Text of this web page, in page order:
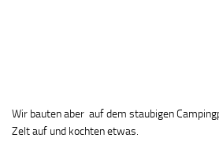
Wir bauten aber auf dem staubigen
Zelt auf und kochten etwas.